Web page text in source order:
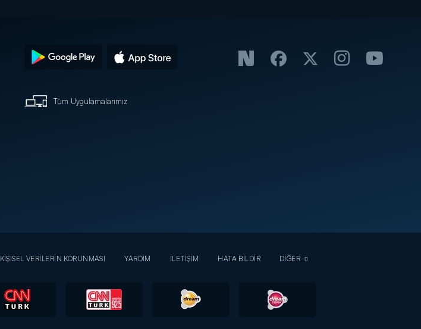
Tüm Uygulamalarımız
KİŞİSEL VERİLERİN KORUNMASI YARDIM İLETİŞİM HATA BİLDİR DİĞER